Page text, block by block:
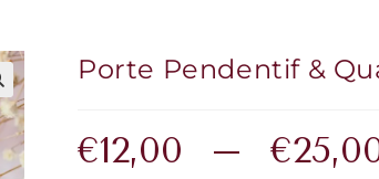
Porte Pendentif &
€12,00 – €